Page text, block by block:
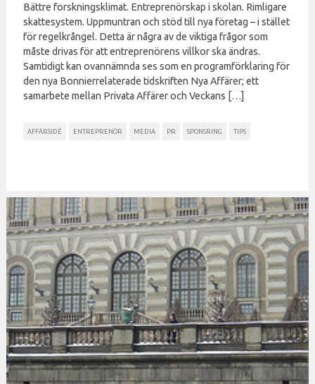
Bättre forskningsklimat. Entreprenörskap i skolan. Rimligare
skattesystem. Uppmuntran och stöd till nya företag – i stället
för regelkrångel. Detta är några av de viktiga frågor som
måste drivas för att entreprenörens villkor ska ändras.
Samtidigt kan ovannämnda ses som en programförklaring för
den nya Bonnierrelaterade tidskriften Nya Affärer; ett
samarbete mellan Privata Affärer och Veckans […]
AFFÄRSIDÉ ENTREPRENÖR MEDIA PR SPONSRING TIPS